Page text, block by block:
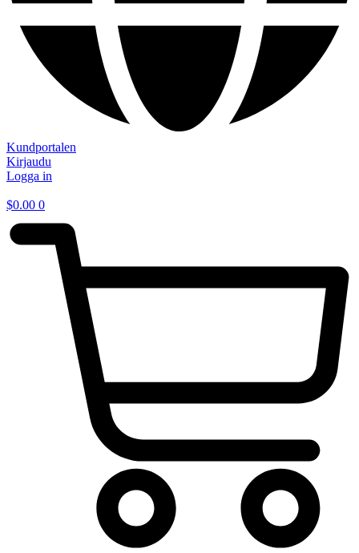
Kundportalen
Kirjaudu
Logga in
$0.00 0